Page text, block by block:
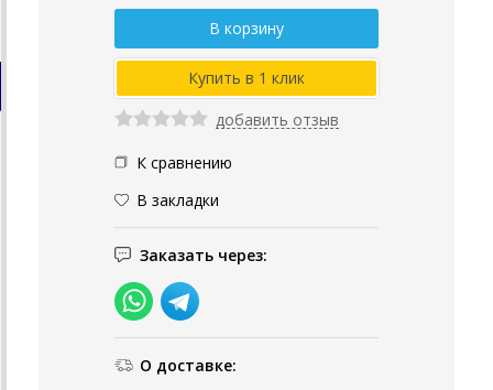
добавить отзыв
К сравнению
В закладки
Заказать через:
О доставке: